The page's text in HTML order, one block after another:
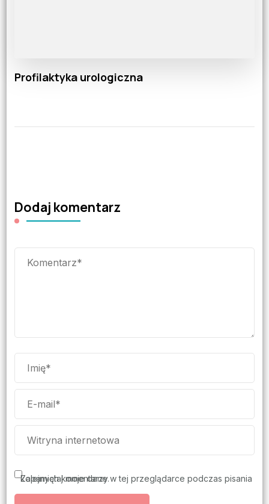
Profilaktyka urologiczna
Dodaj komentarz
Zapamiętaj moje dane w tej przeglądarce podczas pisania kolejnych komentarzy.